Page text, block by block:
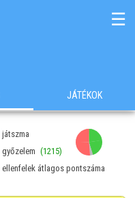
☰
JÁTÉKOK
játszma
győzelem (1215)
ellenfelek átlagos pontszáma